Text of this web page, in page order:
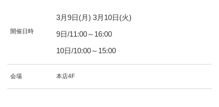
開催日時
3月9日(月) 3月 10日(火)
9日/11:00～16:00
10日/10:00～15:00
会場 本店4F